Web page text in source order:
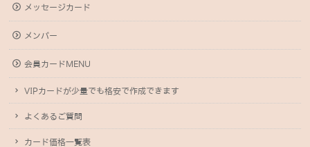
メッセージカード
メンバー
会員カードMENU
VIPカードが少量でも格安で作成できます
よくあるご質問
カード価格一覧表